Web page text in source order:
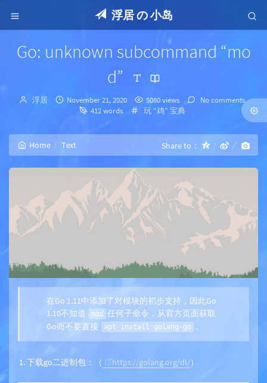
浮居 の 小岛
Go: unknown subcommand “mo
d”
Author：
浮居
发
November 21, 2020 5080 views
No comments
412 words
Categories：
玩 “鸡” 宝典
Home Text Share to：
在Go 1.11中添加了对模块的初步支持，因此Go
1.10不知道
mod 任何子命令，从官方页面获取
Go而不要直接
apt install golang-go 。
下载go二进制包：（ https://golang.org/dl/）